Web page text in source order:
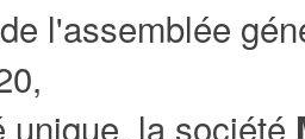
l'assemblée
unique, la société